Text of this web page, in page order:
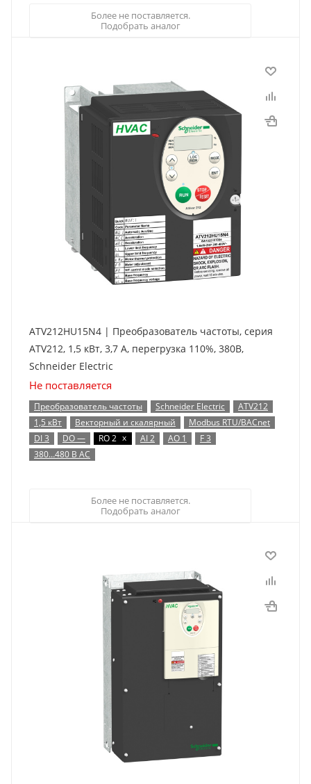
Более не поставляется.
Подобрать аналог
ATV212HU15N4 | Преобразователь частоты, серия
ATV212, 1,5 кВт, 3,7 А, перегрузка 110%, 380B,
Schneider Electric
Не поставляется
Преобразователь частоты Schneider Electric
ATV212
1,5 кВт
Векторный и скалярный
Modbus RTU/BACnet
DI 3
DO — RO 2 x AI 2 AO 1
F 3
380…480 В AC
Более не поставляется.
Подобрать аналог